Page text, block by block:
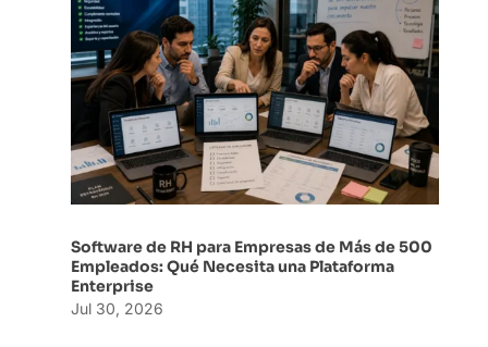
Software de RH para Empresas de Más de 500
Empleados: Qué Necesita una Plataforma
Enterprise
Jul 30, 2026